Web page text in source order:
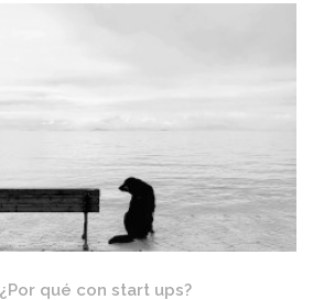
qué con start ups?